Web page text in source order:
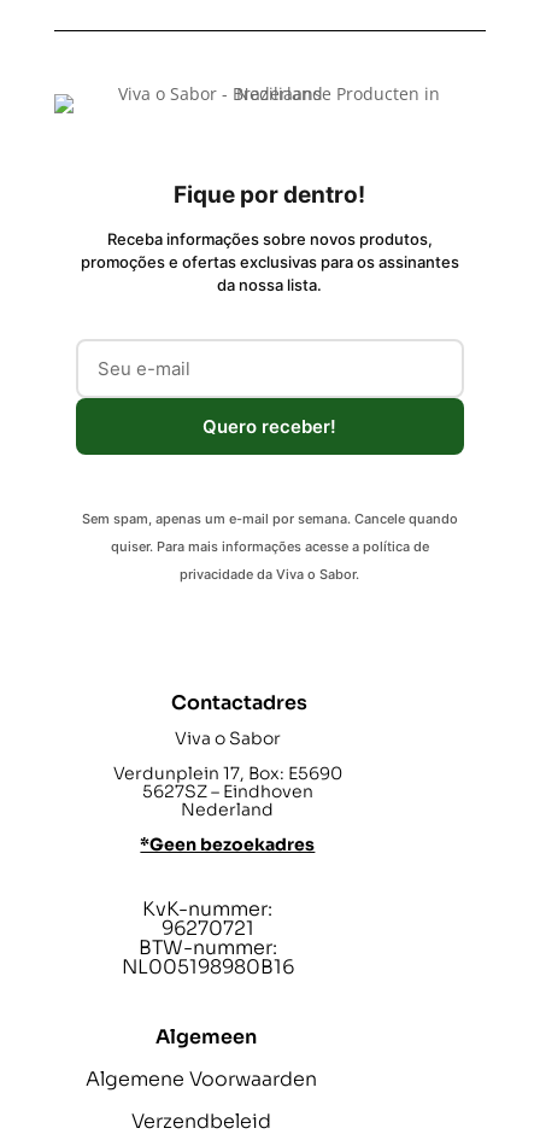
Fique por dentro!
Receba informações sobre novos produtos,
promoções e ofertas exclusivas para os assinantes
da nossa lista.
Quero receber!
Sem spam, apenas um e-mail por semana. Cancele quando
quiser. Para mais informações acesse a política de
privacidade da Viva o Sabor.
Contactadres
Viva o Sabor
Verdunplein 17, Box: E5690
5627SZ – Eindhoven
Nederland
*Geen bezoekadres
KvK-nummer:
96270721
BTW-nummer:
NL005198980B16
Algemeen
Algemene Voorwaarden
Verzendbeleid